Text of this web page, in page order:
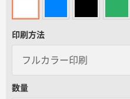
データ入稿ガイド
再注文について
印刷方法
数量